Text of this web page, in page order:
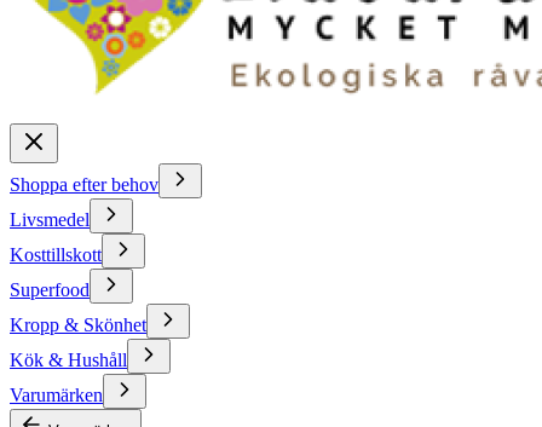
Shoppa efter behov
Livsmedel
Kosttillskott
Superfood
Kropp & Skönhet
Kök & Hushåll
Varumärken